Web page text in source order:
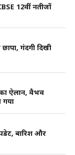
12वीं नतीजों
छापा, गंदगी दिखी
का ऐलान, वैभव
गया
बारिश और